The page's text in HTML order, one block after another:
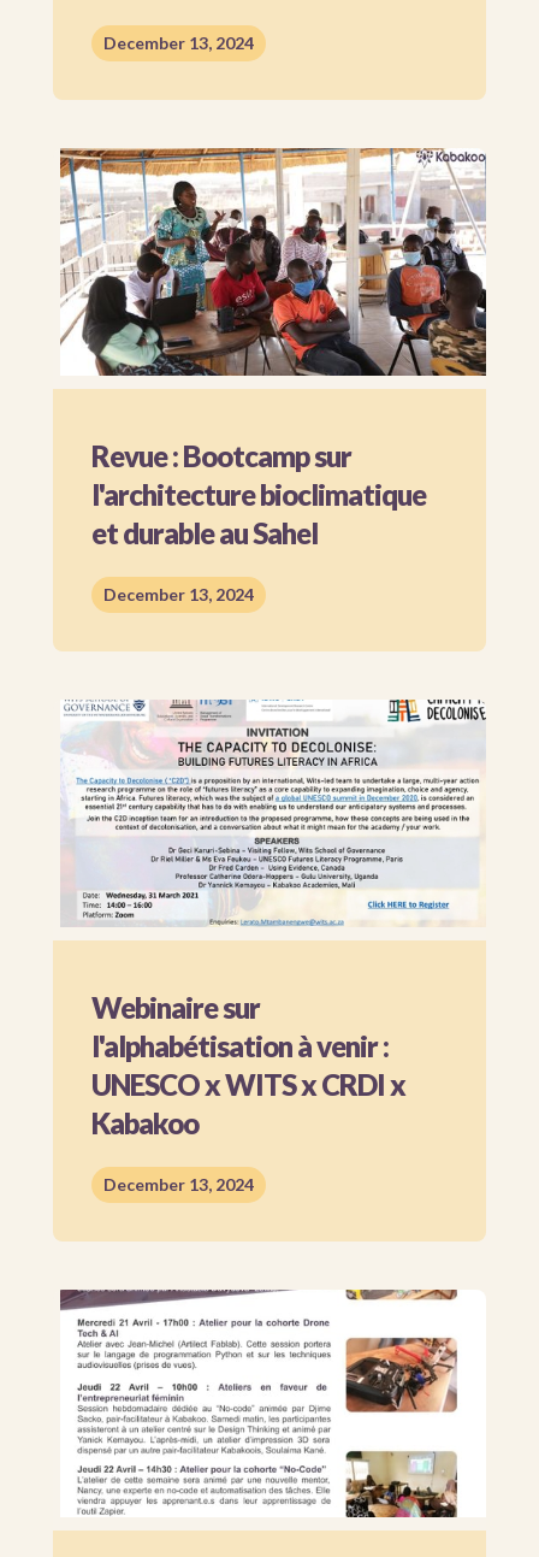
December 13, 2024
Revue : Bootcamp sur
l'architecture bioclimatique
et durable au Sahel
December 13, 2024
Webinaire sur
l'alphabétisation à venir :
UNESCO x WITS x CRDI x
Kabakoo
December 13, 2024